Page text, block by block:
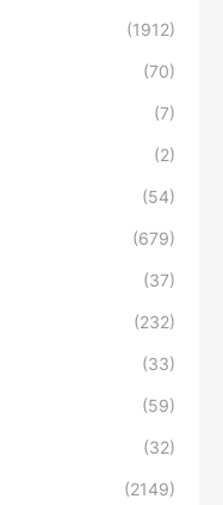
(1912)
(70)
(7)
(2)
(54)
(679)
(37)
(232)
(33)
(59)
(32)
(2149)